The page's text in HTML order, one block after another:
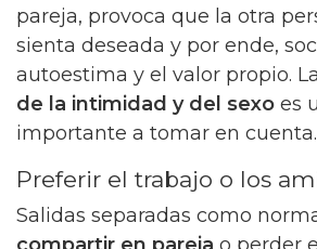
pareja, provoca que la otra
sienta deseada y por ende,
autoestima y el valor propio. La
de la intimidad y del sexo es
importante a tomar en cuenta.
Preferir el trabajo o los
Salidas separadas como